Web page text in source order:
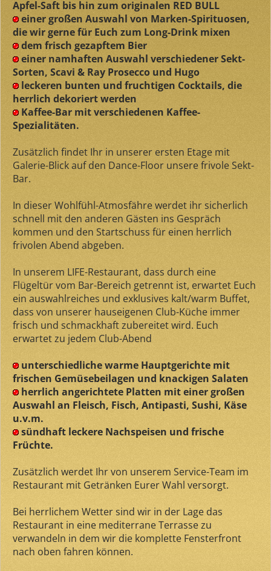
Apfel-Saft bis hin zum originalen RED BULL
einer großen Auswahl von Marken-Spirituosen,
die wir gerne für Euch zum Long-Drink mixen
dem frisch gezapftem Bier
einer namhaften Auswahl verschiedener Sekt-
Sorten, Scavi & Ray Prosecco und Hugo
leckeren bunten und fruchtigen Cocktails, die
herrlich dekoriert werden
Kaffee-Bar mit verschiedenen Kaffee-
Spezialitäten.
Zusätzlich findet Ihr in unserer ersten Etage mit
Galerie-Blick auf den Dance-Floor unsere frivole Sekt-
Bar.
In dieser Wohlfühl-Atmosfähre werdet ihr sicherlich
schnell mit den anderen Gästen ins Gespräch
kommen und den Startschuss für einen herrlich
frivolen Abend abgeben.
In unserem LIFE-Restaurant, dass durch eine
Flügeltür vom Bar-Bereich getrennt ist, erwartet Euch
ein auswahlreiches und exklusives kalt/warm Buffet,
dass von unserer hauseigenen Club-Küche immer
frisch und schmackhaft zubereitet wird. Euch
erwartet zu jedem Club-Abend
unterschiedliche warme Hauptgerichte mit
frischen Gemüsebeilagen und knackigen Salaten
herrlich angerichtete Platten mit einer großen
Auswahl an Fleisch, Fisch, Antipasti, Sushi, Käse
u.v.m.
sündhaft leckere Nachspeisen und frische
Früchte.
Zusätzlich werdet Ihr von unserem Service-Team im
Restaurant mit Getränken Eurer Wahl versorgt.
Bei herrlichem Wetter sind wir in der Lage das
Restaurant in eine mediterrane Terrasse zu
verwandeln in dem wir die komplette Fensterfront
nach oben fahren können.